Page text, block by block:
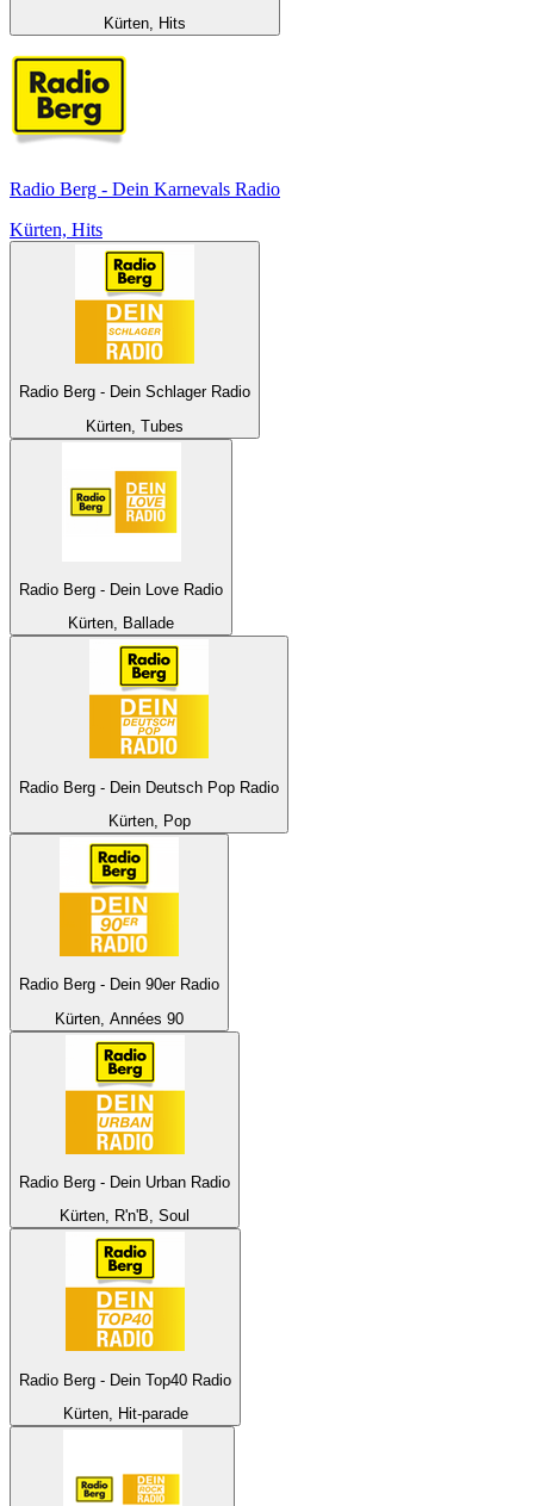
Kürten, Hits
Radio Berg - Dein Karnevals Radio
Kürten, Hits
Radio Berg - Dein Schlager Radio
Kürten, Tubes
Radio Berg - Dein Love Radio
Kürten, Ballade
Radio Berg - Dein Deutsch Pop Radio
Kürten, Pop
Radio Berg - Dein 90er Radio
Kürten, Années 90
Radio Berg - Dein Urban Radio
Kürten, R'n'B, Soul
Radio Berg - Dein Top40 Radio
Kürten, Hit-parade